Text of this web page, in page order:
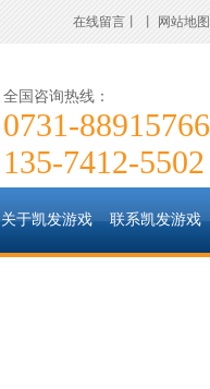
在线留言
网站地图
全国咨询热线：
0731-88915766
135-7412-5502
关于凯发游戏 联系凯发游戏